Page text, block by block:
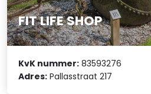
FIT LIFE SHOP
KvK nummer: 83593276
Adres: Pallasstraat 217